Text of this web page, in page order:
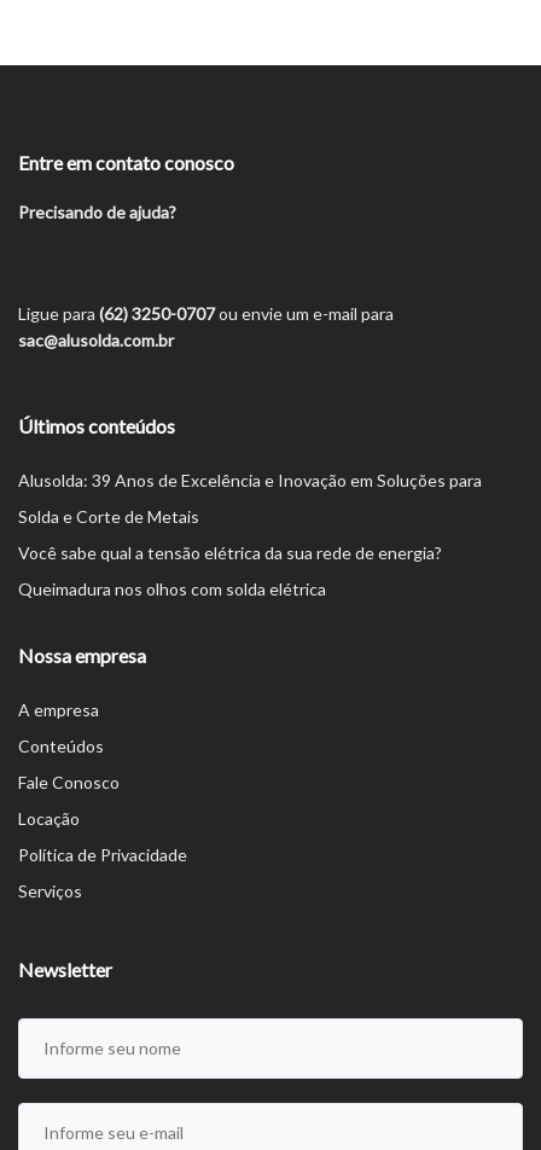
Entre em contato conosco
Precisando de ajuda?
Ligue para (62) 3250-0707ou envie um e-mail para
sac@alusolda.com.br
Últimos conteúdos
Alusolda: 39 Anos de Excelência e Inovação em Soluções para
Solda e Corte de Metais
Você sabe qual a tensão elétrica da sua rede de energia?
Queimadura nos olhos com solda elétrica
Nossa empresa
A empresa
Conteúdos
Fale Conosco
Locação
Política de Privacidade
Serviços
Newsletter